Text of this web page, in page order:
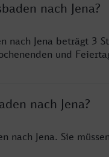
nach Jena?
nach Jena beträgt 3
und
nach Jena?
nach Jena. Sie